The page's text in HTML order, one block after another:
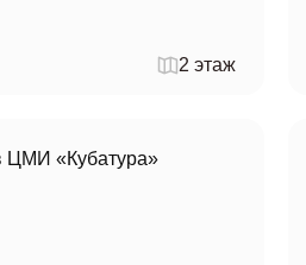
2 этаж